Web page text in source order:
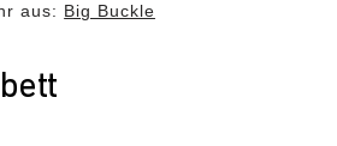
aus: Big Buckle